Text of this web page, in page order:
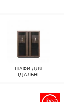
ШАФИ ДЛЯ
ЇДАЛЬНІ